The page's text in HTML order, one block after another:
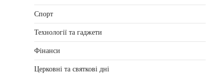
Спорт
Технології та гаджети
Фінанси
Церковні та святкові дні